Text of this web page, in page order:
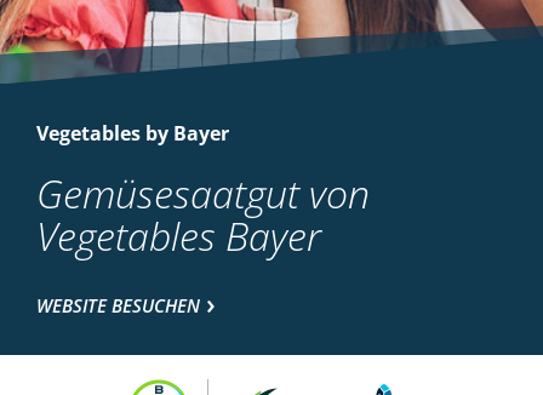
Vegetables by Bayer
Gemüsesaatgut von
Vegetables Bayer
WEBSITE BESUCHEN